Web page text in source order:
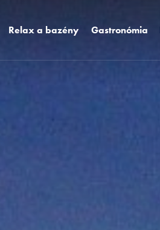
Relax a bazény
Vodný svet 4 Element
Gastronómia